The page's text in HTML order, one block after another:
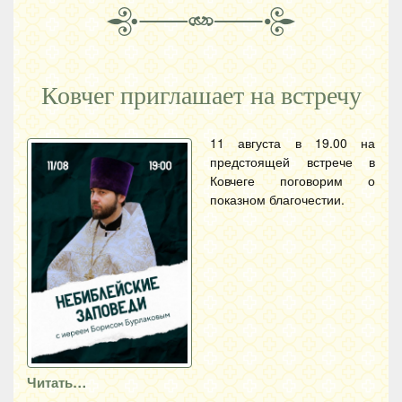
Ковчег приглашает на встречу
11 августа в 19.00 на
предстоящей встрече в
Ковчеге поговорим о
показном благочестии.
Читать…